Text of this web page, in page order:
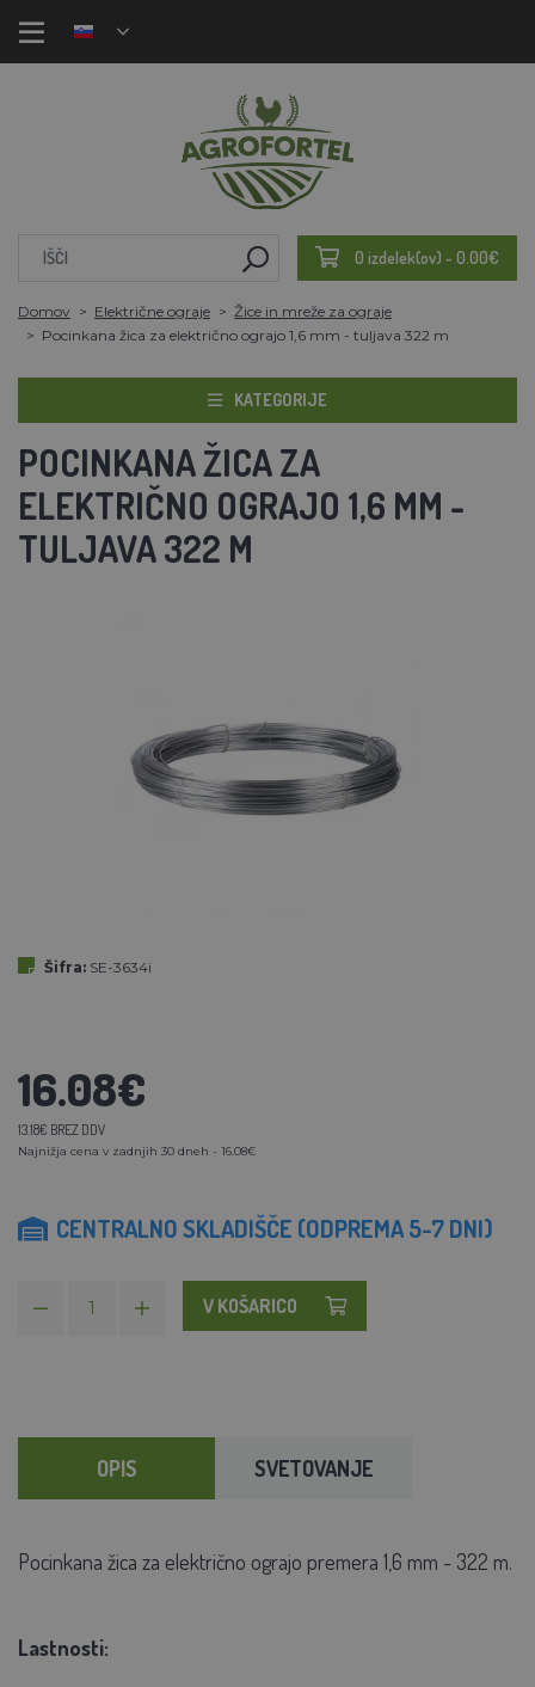
0 izdelek(ov) - 0.00€
Domov Električne ograje
Žice in mreže za ograje
Pocinkana žica za električno ograjo 1,6 mm - tuljava 322 m
KATEGORIJE
POCINKANA ŽICA ZA
ELEKTRIČNO OGRAJO 1,6 MM -
TULJAVA 322 M
Šifra: SE-3634i
16.08€
13.18€ BREZ DDV
Najnižja cena v zadnjih 30 dneh - 16.08€
CENTRALNO SKLADIŠČE (ODPREMA 5-7 DNI)
V KOŠARICO
OPIS SVETOVANJE
Pocinkana žica za električno ograjo premera 1,6 mm - 322 m.
Lastnosti: